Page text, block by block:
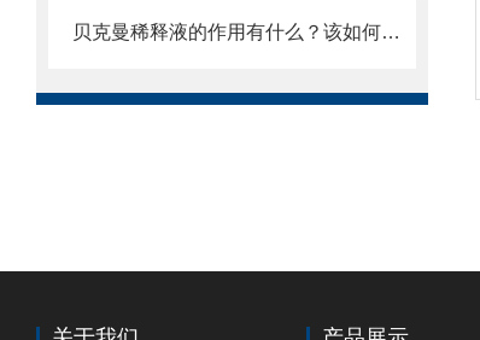
贝克曼稀释液的作用有什么？该如何进行使用？